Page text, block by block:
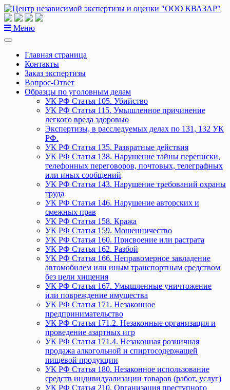
Перейти
к
содержанию
Меню
Главная страница
Контакты
Заказ экспертизы
Вопрос-Ответ
Образцы по уголовным делам
УК РФ Статья 105. Убийство
УК РФ Статья 115. Умышленное причинение
легкого вреда здоровью
Экспертизы, в расследуемых делах по 131, 132 УК
РФ.
УК РФ Статья 135. Развратные действия
УК РФ Статья 138. Нарушение тайны переписки,
телефонных переговоров, почтовых, телеграфных
или иных сообщений
УК РФ Статья 143. Нарушение требований охраны
труда
УК РФ Статья 146. Нарушение авторских и
смежных прав
УК РФ Статья 158. Кража
УК РФ Статья 159. Мошенничество
УК РФ Статья 160. Присвоение или растрата
УК РФ Статья 162. Разбой
УК РФ Статья 166. Неправомерное завладение
автомобилем или иным транспортным средством
без цели хищения
УК РФ Статья 167. Умышленные уничтожение
или повреждение имущества
УК РФ Статья 171. Незаконное
предпринимательство
УК РФ Статья 171.2. Незаконные организация и
проведение азартных игр
УК РФ Статья 171.4. Незаконная розничная
продажа алкогольной и спиртосодержащей
пищевой продукции
УК РФ Статья 180. Незаконное использование
средств индивидуализации товаров (работ, услуг)
УК РФ Статья 210. Организация преступного